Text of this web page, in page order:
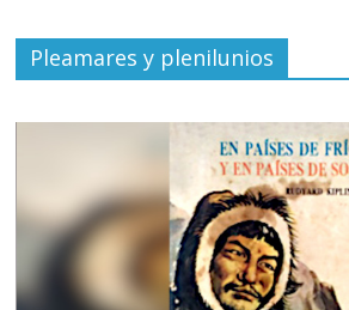
Pleamares y plenilunios